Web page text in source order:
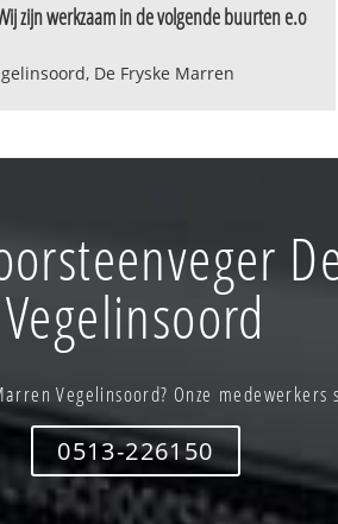
zijn werkzaam in de volgende buurten e.o
De Fryske Marren
Vegelinsoord
Vegelinsoord? Onze
0513-226150